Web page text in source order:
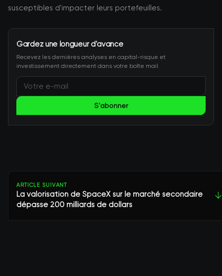
susceptibles d'impacter leurs portefeuilles.
Gardez une longueur d'avance
Recevez les dernières analyses en capital-risque et
investissement directement dans votre boîte mail.
S'abonner
ARTICLE SUIVANT
La valorisation de SpaceX sur le marché secondaire
dépasse 200 milliards de dollars
↓